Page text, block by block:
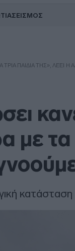
ΣΕΙΣΜΟΣ
ΠΑΙΔΙΆ ΤΗΣ», ΛΈΕΙ Η
με τα
κατάσταση